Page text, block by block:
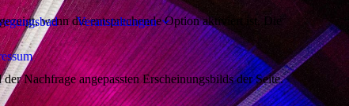
Veranstaltungen
wenn die entsprechende Option aktiviert ist. Die
Nachfrage angepassten Erscheinungsbilds der Seite.